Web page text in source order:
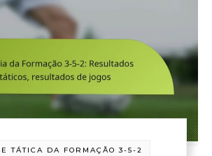
TÁTICA DA FORMAÇÃO 3-5-2